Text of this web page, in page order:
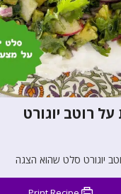
רוטב יוגורט
יוגורט סלט שהוא הצגה